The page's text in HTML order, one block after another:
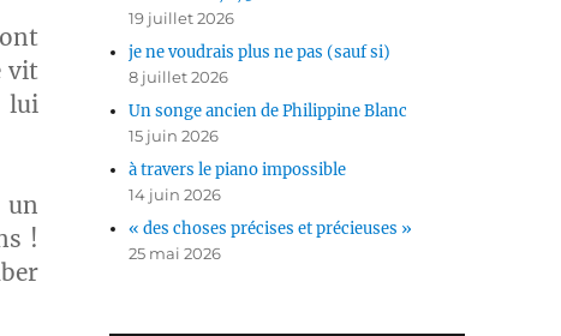
vit
lui
!
19 juillet 2026
je ne voudrais plus ne pas (sauf si)
8 juillet 2026
Un songe ancien de Philippine Blanc
15 juin 2026
à travers le piano impossible
14 juin 2026
« des choses précises et précieuses »
25 mai 2026